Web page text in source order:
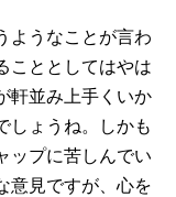
ようなことが言わ
こととしてはやは
軒並み上手くいか
しょうね。しかも
ップに苦しんでい
意見ですが、心を